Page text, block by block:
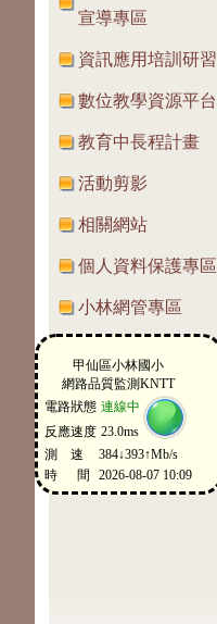
宣導專區
資訊應用培訓研習
數位教學資源平台
教育中長程計畫
活動剪影
相關網站
個人資料保護專區
小林網管專區